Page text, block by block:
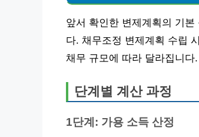
앞서 확인한 변제계획의 기
다. 채무조정 변제계획 수립
채무 규모에 따라 달라집니다.
단계별 계산 과정
1단계: 가용 소득 산정